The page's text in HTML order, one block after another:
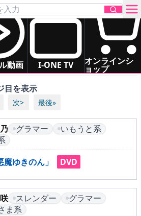
動画 I-ONE TV オンラインシ
ョップ
お問い合わせ
ル一覧
あ
は
目を表示
次> 最後»
グラマー
いもうと系
魔ゆきのん」
DVD
スレンダー
グラマー
ま系